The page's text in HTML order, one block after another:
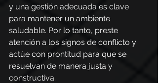
y una gestión adecuada es clave
para mantener un ambiente
saludable. Por lo tanto, preste
atención a los signos de conflicto y
actúe con prontitud para que se
resuelvan de manera justa y
constructiva.